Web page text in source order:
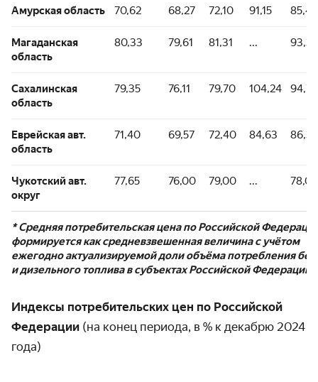
Амурская область 70,62 68,27 72,10 91,15 85,42
Магаданская
область
80,33 79,61 81,31 ... 93,39
Сахалинская
область
79,35 76,11 79,70 104,24 94,71
Еврейская авт.
область
71,40 69,57 72,40 84,63 86,35
Чукотский авт.
округ
77,65 76,00 79,00 ... 78,00
* Средняя потребительская цена по Российской
формируется как средневзвешенная величина с учётом
ежегодно актуализируемой доли объёма потребления
и дизельного топлива в субъектах Российской Федерации.
Индексы потребительских цен по Российской
Федерации (на конец периода, в % к декабрю 2024
года)